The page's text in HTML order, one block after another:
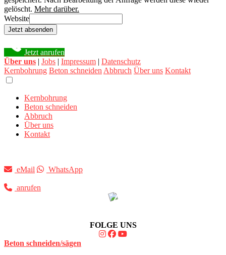
gelöscht. Mehr darüber.
Website
Jetzt absenden
Jetzt anrufen
Über uns | Jobs | Impressum | Datenschutz
Kernbohrung Beton schneiden Abbruch Über uns Kontakt
Kernbohrung
Beton schneiden
Abbruch
Über uns
Kontakt
eMail WhatsApp
anrufen
FOLGE UNS
Beton schneiden/sägen